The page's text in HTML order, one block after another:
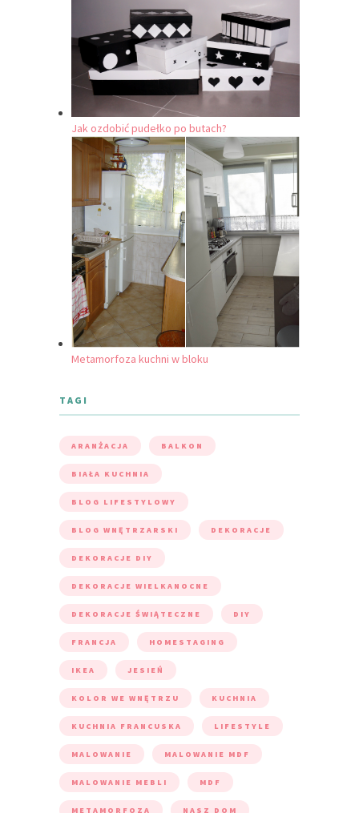
Jak ozdobić pudełko po butach?
Metamorfoza kuchni w bloku
TAGI
ARANŻACJA BALKON
BIAŁA KUCHNIA
BLOG LIFESTYLOWY
BLOG WNĘTRZARSKI DEKORACJE
DEKORACJE DIY
DEKORACJE WIELKANOCNE
DEKORACJE ŚWIĄTECZNE DIY
FRANCJA HOMESTAGING
IKEA JESIEŃ
KOLOR WE WNĘTRZU KUCHNIA
KUCHNIA FRANCUSKA LIFESTYLE
MALOWANIE MALOWANIE MDF
MALOWANIE MEBLI MDF
METAMORFOZA NASZ DOM